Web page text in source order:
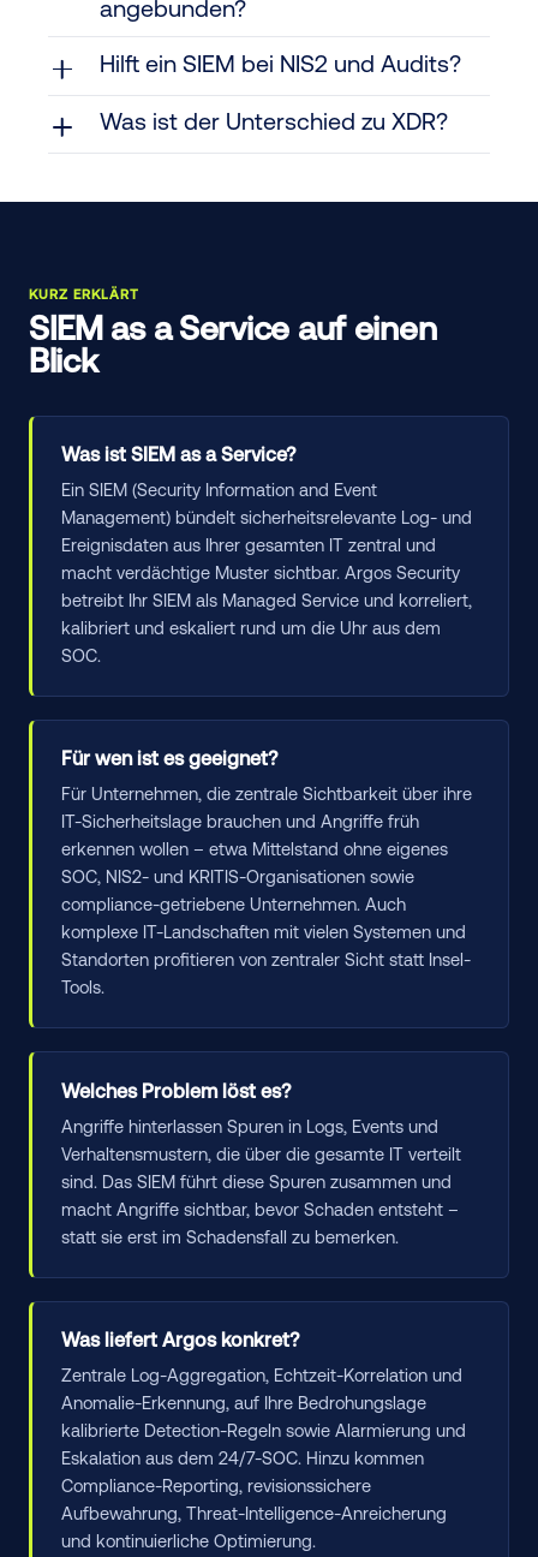
angebunden?
Hilft ein SIEM bei NIS2 und Audits?
Was ist der Unterschied zu XDR?
KURZ ERKLÄRT
SIEM as a Service auf einen
Blick
Was ist SIEM as a Service?
Ein SIEM (Security Information and Event
Management) bündelt sicherheitsrelevante Log- und
Ereignisdaten aus Ihrer gesamten IT zentral und
macht verdächtige Muster sichtbar. Argos Security
betreibt Ihr SIEM als Managed Service und korreliert,
kalibriert und eskaliert rund um die Uhr aus dem
SOC.
Für wen ist es geeignet?
Für Unternehmen, die zentrale Sichtbarkeit über ihre
IT-Sicherheitslage brauchen und Angriffe früh
erkennen wollen – etwa Mittelstand ohne eigenes
SOC, NIS2- und KRITIS-Organisationen sowie
compliance-getriebene Unternehmen. Auch
komplexe IT-Landschaften mit vielen Systemen und
Standorten profitieren von zentraler Sicht statt Insel-
Tools.
Welches Problem löst es?
Angriffe hinterlassen Spuren in Logs, Events und
Verhaltensmustern, die über die gesamte IT verteilt
sind. Das SIEM führt diese Spuren zusammen und
macht Angriffe sichtbar, bevor Schaden entsteht –
statt sie erst im Schadensfall zu bemerken.
Was liefert Argos konkret?
Zentrale Log-Aggregation, Echtzeit-Korrelation und
Anomalie-Erkennung, auf Ihre Bedrohungslage
kalibrierte Detection-Regeln sowie Alarmierung und
Eskalation aus dem 24/7-SOC. Hinzu kommen
Compliance-Reporting, revisionssichere
Aufbewahrung, Threat-Intelligence-Anreicherung
und kontinuierliche Optimierung.